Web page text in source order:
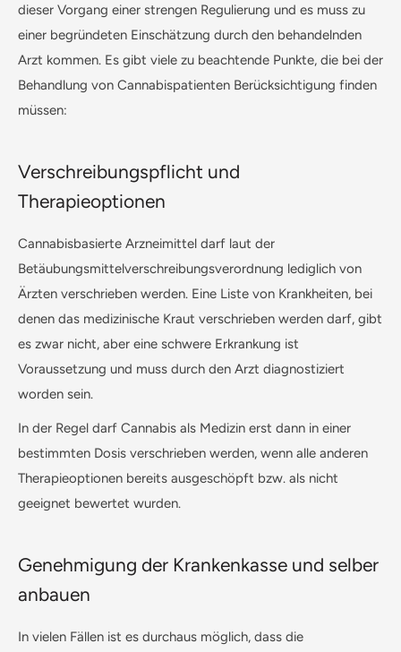
dieser Vorgang einer strengen Regulierung und es muss zu
einer begründeten Einschätzung durch den behandelnden
Arzt kommen. Es gibt viele zu beachtende Punkte, die bei der
Behandlung von Cannabispatienten Berücksichtigung finden
müssen:
Verschreibungspflicht und
Therapieoptionen
Cannabisbasierte Arzneimittel darf laut der
Betäubungsmittelverschreibungsverordnung lediglich von
Ärzten verschrieben werden. Eine Liste von Krankheiten, bei
denen das medizinische Kraut verschrieben werden darf, gibt
es zwar nicht, aber eine schwere Erkrankung ist
Voraussetzung und muss durch den Arzt diagnostiziert
worden sein.
In der Regel darf Cannabis als Medizin erst dann in einer
bestimmten Dosis verschrieben werden, wenn alle anderen
Therapieoptionen bereits ausgeschöpft bzw. als nicht
geeignet bewertet wurden.
Genehmigung der Krankenkasse und selber
anbauen
In vielen Fällen ist es durchaus möglich, dass die